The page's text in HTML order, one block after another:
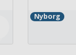
Nyborg